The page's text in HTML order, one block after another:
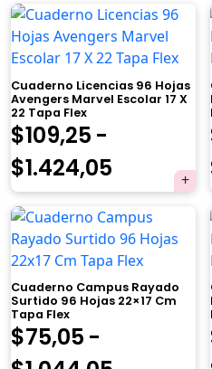
Cuaderno Licencias 96 Hojas
Avengers Marvel Escolar 17 X
22 Tapa Flex
$109,25 -
$1.424,05 Rango
de
precios:
desde
$109,25
$1.424,05
Cuaderno Campus Rayado
Surtido 96 Hojas 22×17 Cm
Tapa Flex
$75,05 -